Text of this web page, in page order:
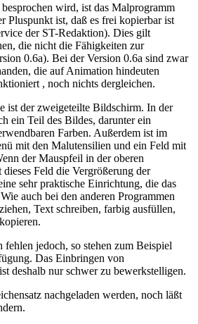
wird, ist das Malprogramm
Pluspunkt ist, daß es frei kopierbar ist
der ST-Redaktion). Dies gilt
die nicht die Fähigkeiten zur
0.6a). Bei der Version 0.6a sind zwar
die auf Animation hindeuten
, noch nichts dergleichen.
ist der zweigeteilte Bildschirm. In der
ein Teil des Bildes, darunter ein
Farben. Außerdem ist im
mit den Malutensilien und ein Feld mit
der Mauspfeil in der oberen
Feld die Vergrößerung der
sehr praktische Einrichtung, die das
auch bei den anderen Programmen
Text schreiben, farbig ausfüllen,
jedoch, so stehen zum Beispiel
Das Einbringen von
deshalb nur schwer zu bewerkstelligen.
nachgeladen werden, noch läßt